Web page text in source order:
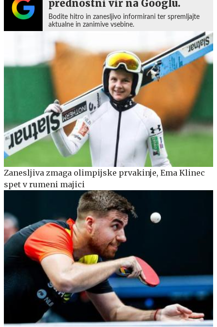
prednostni vir na Googlu.
Bodite hitro in zanesljivo informirani ter spremljajte
aktualne in zanimive vsebine.
Zanesljiva zmaga olimpijske prvakinje, Ema Klinec
spet v rumeni majici